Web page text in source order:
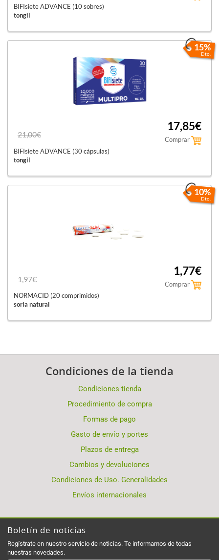
BIFIsiete ADVANCE (10 sobres)
tongil
15%
Dto.
21,00€
17,85€
Comprar
BIFIsiete ADVANCE (30 cápsulas)
tongil
10%
Dto.
1,97€
1,77€
Comprar
NORMACID (20 comprimidos)
soria natural
Condiciones de la tienda
Condiciones tienda
Procedimiento de compra
Formas de pago
Gasto de envío y portes
Plazos de entrega
Cambios y devoluciones
Condiciones de Uso. Generalidades
Envíos internacionales
Boletín de noticias
Regístrate en nuestro servicio de noticias. Te informamos de todas
nuestras novedades.